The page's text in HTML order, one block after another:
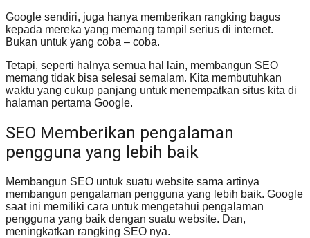
Google sendiri, juga hanya memberikan rangking bagus
kepada mereka yang memang tampil serius di internet.
Bukan untuk yang coba – coba.
Tetapi, seperti halnya semua hal lain, membangun SEO
memang tidak bisa selesai semalam. Kita membutuhkan
waktu yang cukup panjang untuk menempatkan situs kita di
halaman pertama Google.
SEO Memberikan pengalaman
pengguna yang lebih baik
Membangun SEO untuk suatu website sama artinya
membangun pengalaman pengguna yang lebih baik. Google
saat ini memiliki cara untuk mengetahui pengalaman
pengguna yang baik dengan suatu website. Dan,
meningkatkan rangking SEO nya.